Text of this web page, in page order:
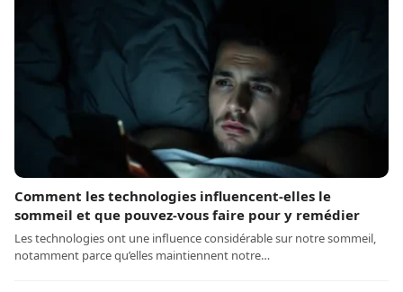
Comment les technologies influencent-elles le
sommeil et que pouvez-vous faire pour y remédier
Les technologies ont une influence considérable sur notre sommeil,
notamment parce qu’elles maintiennent notre…